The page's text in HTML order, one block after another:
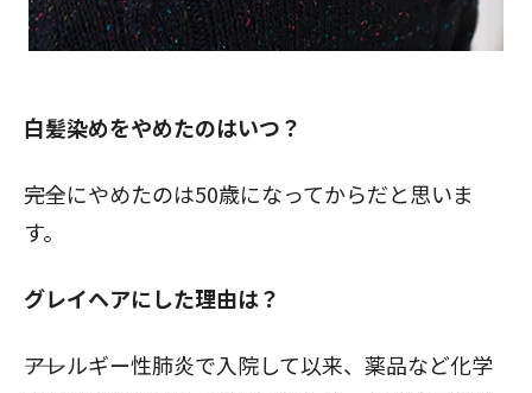
白髪染めをやめたのはいつ？
――完全にやめたのは50歳になってからだと思いま
す。
グレイヘアにした理由は？
――アレルギー性肺炎で入院して以来、薬品など化学